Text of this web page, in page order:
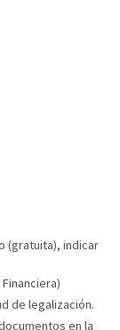
(gratuita), indicar
de legalización.
en la